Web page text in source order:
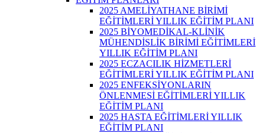
2025 AMELİYATHANE BİRİMİ
EĞİTİMLERİ YILLIK EĞİTİM PLANI
2025 BİYOMEDİKAL-KLİNİK
MÜHENDİSLİK BİRİMİ EĞİTİMLERİ
YILLIK EĞİTİM PLANI
2025 ECZACILIK HİZMETLERİ
EĞİTİMLERİ YILLIK EĞİTİM PLANI
2025 ENFEKSİYONLARIN
ÖNLENMESİ EĞİTİMLERİ YILLIK
EĞİTİM PLANI
2025 HASTA EĞİTİMLERİ YILLIK
EĞİTİM PLANI